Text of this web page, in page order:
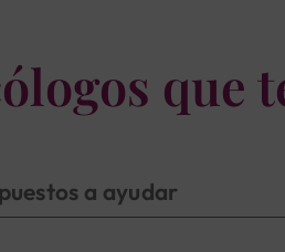
que
a ayudar